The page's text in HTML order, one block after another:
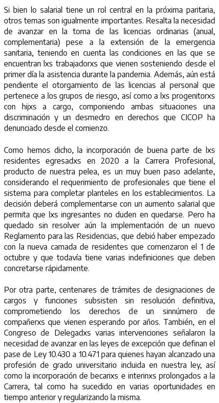
Si bien lo salarial tiene un rol central en la próxima paritaria,
otros temas son igualmente importantes. Resalta la necesidad
de avanzar en la toma de las licencias ordinarias (anual,
complementaria) pese a la extensión de la emergencia
sanitaria, teniendo en cuenta las condiciones en las que se
encuentran lxs trabajadorxs que vienen sosteniendo desde el
primer día la asistencia durante la pandemia. Además, aún está
pendiente el otorgamiento de las licencias al personal que
pertenece a los grupos de riesgo, así como a lxs progenitorxs
con hijxs a cargo, componiendo ambas situaciones una
discriminación y un desmedro en derechos que CICOP ha
denunciado desde el comienzo.
Como hemos dicho, la incorporación de buena parte de lxs
residentes egresadxs en 2020 a la Carrera Profesional,
producto de nuestra pelea, es un muy buen paso adelante,
considerando el requerimiento de profesionales que tiene el
sistema para completar planteles en los establecimientos. La
decisión deberá complementarse con un aumento salarial que
permita que lxs ingresantes no duden en quedarse. Pero ha
quedado sin resolver aún la implementación de un nuevo
Reglamento para las Residencias, que debió haber empezado
con la nueva camada de residentes que comenzaron el 1 de
octubre y que todavía tiene varias indefiniciones que deben
concretarse rápidamente.
Por otra parte, centenares de trámites de designaciones de
cargos y funciones subsisten sin resolución definitiva,
comprometiendo los derechos de un sinnúmero de
compañerxs que vienen esperando por años. También, en el
Congreso de Delegadxs varias intervenciones señalaron la
necesidad de avanzar en las leyes de excepción que definan el
pase de Ley 10.430 a 10.471 para quienes hayan alcanzado una
profesión de grado universitario incluida en nuestra ley, así
como la incorporación de becarixs e interinxs prolongados a la
Carrera, tal como ha sucedido en varias oportunidades en
tiempo anterior y regularizando la misma.